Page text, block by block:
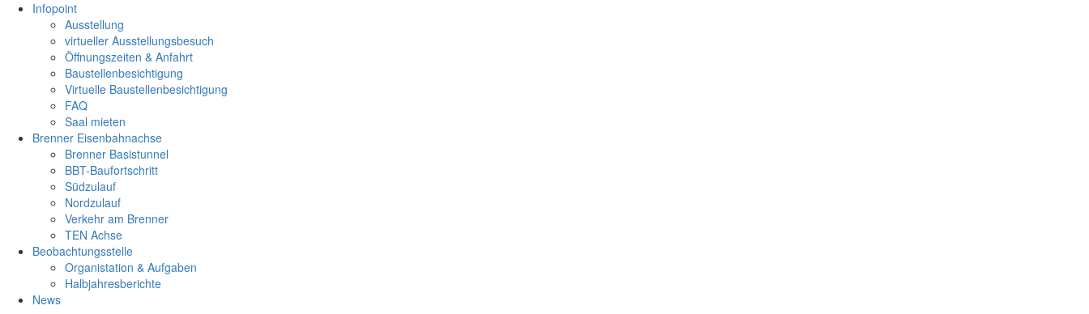
Infopoint
Ausstellung
virtueller Ausstellungsbesuch
Öffnungszeiten & Anfahrt
Baustellenbesichtigung
Virtuelle Baustellenbesichtigung
FAQ
Saal mieten
Brenner Eisenbahnachse
Brenner Basistunnel
BBT-Baufortschritt
Südzulauf
Nordzulauf
Verkehr am Brenner
TEN Achse
Beobachtungsstelle
Organistation & Aufgaben
Halbjahresberichte
News